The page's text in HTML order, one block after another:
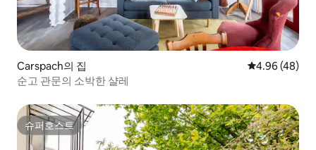
Carspach의 집 평점 4.96점(5
4.96 (48)
순고 관문의 소박한 샬레
슈퍼호스트
슈퍼호스트